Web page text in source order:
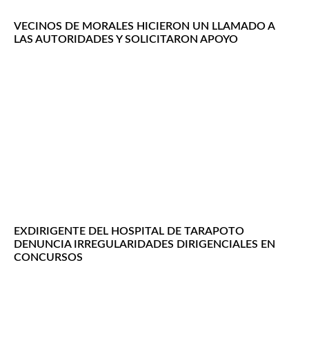
VECINOS DE MORALES HICIERON UN LLAMADO A
LAS AUTORIDADES Y SOLICITARON APOYO
EXDIRIGENTE DEL HOSPITAL DE TARAPOTO
DENUNCIA IRREGULARIDADES DIRIGENCIALES EN
CONCURSOS